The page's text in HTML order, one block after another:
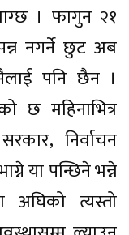
। फागुन २१
नगर्ने छुट अब
पनि छैन ।
छ महिनाभित्र
निर्वाचन
या पन्छिने भन्ने
त्यस्तो